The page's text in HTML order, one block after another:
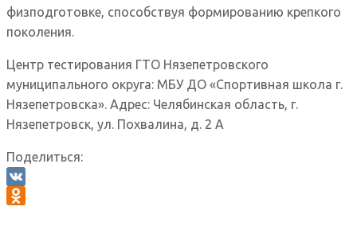
физподготовке, способствуя формированию крепкого
поколения.
Центр тестирования ГТО Нязепетровского
муниципального округа: МБУ ДО «Спортивная школа г.
Нязепетровска». Адрес: Челябинская область, г.
Нязепетровск, ул. Похвалина, д. 2 А
Поделиться:
VK